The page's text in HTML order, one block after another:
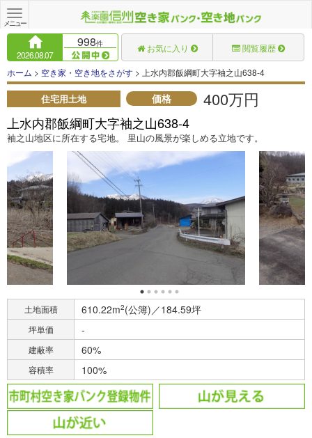
Toggle
navigation
メニュー
2026.08.07
998件 お気に入り 閲覧履歴
ホーム > 空き家・空き地をさがす > 上水内郡飯綱町大字袖之山638-4
住宅用土地 価格 400万円
上水内郡飯綱町大字袖之山638-4
袖之山地区に所在する宅地。 里山の風景が楽しめる立地です。
土地面積 610.22m2(公簿)／184.59坪
坪単価 -
建蔽率 60%
容積率 100%